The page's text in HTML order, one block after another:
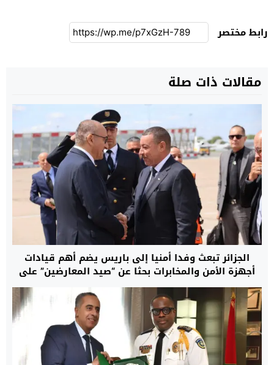
رابط مختصر
مقالات ذات صلة
الجزائر تبعث وفدا أمنيا إلى باريس يضم أهم قيادات
أجهزة الأمن والمخابرات بحثا عن “صيد المعارضين” على
الأراضي الفرنسية